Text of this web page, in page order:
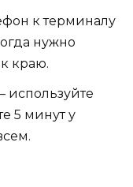
к терминалу
нужно
краю.
используйте
5 минут у